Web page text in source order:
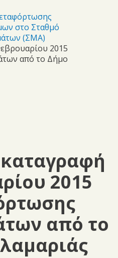
στο Σταθμό
(ΣΜΑ)
2015
από το Δήμο
2015
από το